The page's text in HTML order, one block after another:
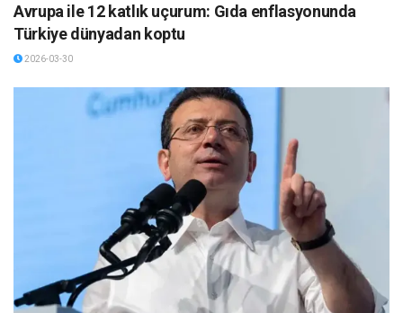
Avrupa ile 12 katlık uçurum: Gıda enflasyonunda
Türkiye dünyadan koptu
2026-03-30